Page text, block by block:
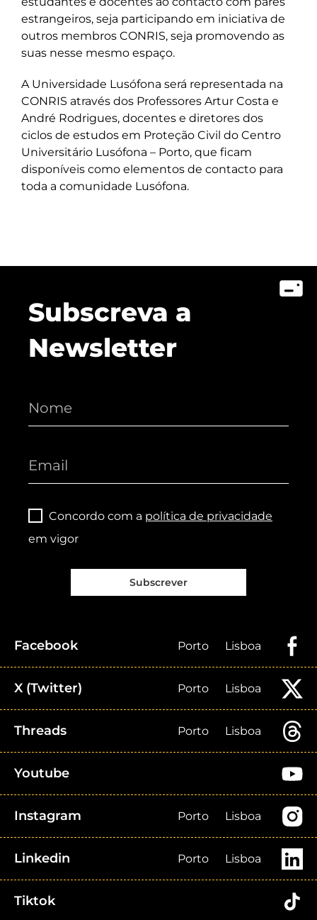
estrangeiros, seja participando em iniciativa de
outros membros CONRIS, seja promovendo as
suas nesse mesmo espaço.
A Universidade Lusófona será representada na
CONRIS através dos Professores Artur Costa e
André Rodrigues, docentes e diretores dos
ciclos de estudos em Proteção Civil do Centro
Universitário Lusófona – Porto, que ficam
disponíveis como elementos de contacto para
toda a comunidade Lusófona.
Subscreva a
Newsletter
Concordo com a política de privacidade
em vigor
Subscrever
Facebook Porto Lisboa
X (Twitter) Porto Lisboa
Threads Porto Lisboa
Youtube
Instagram Porto Lisboa
Linkedin Porto Lisboa
Tiktok